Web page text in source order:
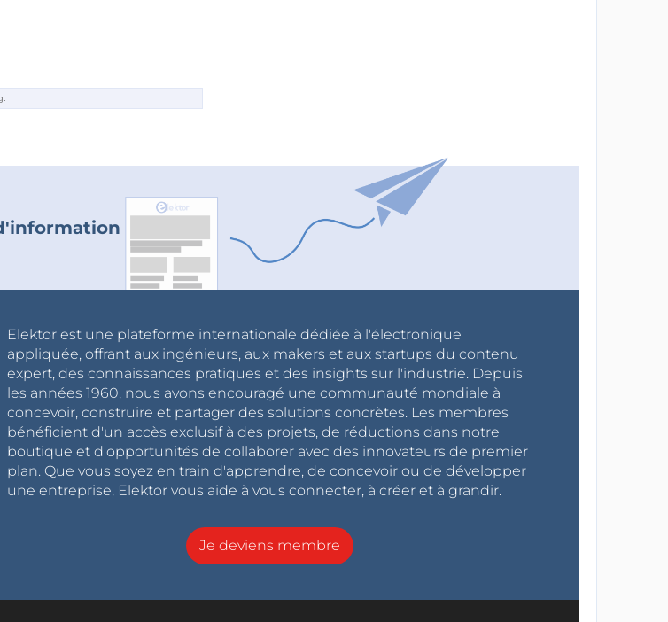
Elektor est une plateforme internationale dédiée à l'électronique
appliquée, offrant aux ingénieurs, aux makers et aux startups du contenu
expert, des connaissances pratiques et des insights sur l'industrie. Depuis
les années 1960, nous avons encouragé une communauté mondiale à
concevoir, construire et partager des solutions concrètes. Les membres
bénéficient d'un accès exclusif à des projets, de réductions dans notre
boutique et d'opportunités de collaborer avec des innovateurs de premier
plan. Que vous soyez en train d'apprendre, de concevoir ou de développer
une entreprise, Elektor vous aide à vous connecter, à créer et à grandir.
Je deviens membre